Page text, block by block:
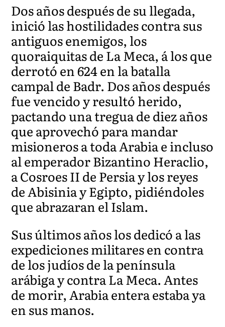
Dos años después de su llegada,
inició las hostilidades contra sus
antiguos enemigos, los
quoraiquitas de La Meca, á los que
derrotó en 624 en la batalla
campal de Badr. Dos años después
fue vencido y resultó herido,
pactando una tregua de diez años
que aprovechó para mandar
misioneros a toda Arabia e incluso
al emperador Bizantino Heraclio,
a Cosroes II de Persia y los reyes
de Abisinia y Egipto, pidiéndoles
que abrazaran el Islam.
Sus últimos años los dedicó a las
expediciones militares en contra
de los judíos de la península
arábiga y contra La Meca. Antes
de morir, Arabia entera estaba ya
en sus manos.